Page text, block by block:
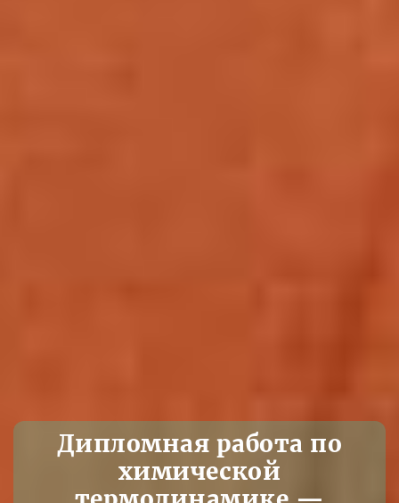
Дипломная работа по
химической